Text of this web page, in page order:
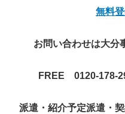
無料
お問い合わせは大分
FREE 0120-178-
派遣・紹介予定派遣・